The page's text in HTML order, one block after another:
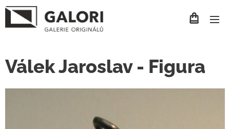
Válek Jaroslav - Figura